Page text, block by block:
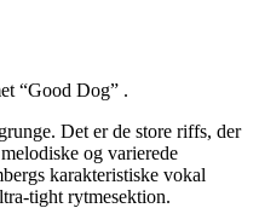
“Good Dog” .
Det er de store riffs, der
og varierede
karakteristiske vokal
tight rytmesektion.